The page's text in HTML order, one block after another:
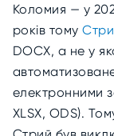
Коломия — у
років тому
DOCX, а не у
електронними
XLSX, ODS).